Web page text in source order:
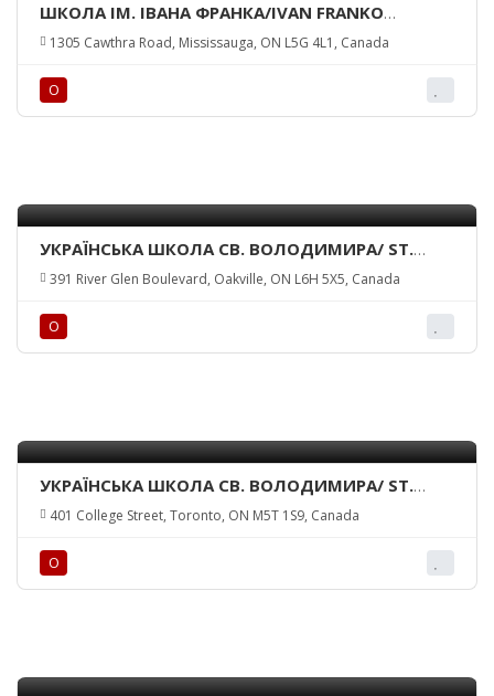
ШКОЛА ІМ. ІВАНА ФРАНКА/IVAN FRANKO
UKRAINIAN SCHOOL
1305 Cawthra Road, Mississauga, ON L5G 4L1, Canada
О
УКРАЇНСЬКА ШКОЛА СВ. ВОЛОДИМИРА/ ST.
VOLODYMYR UKRAINIAN SCHOOL
391 River Glen Boulevard, Oakville, ON L6H 5X5, Canada
О
УКРАЇНСЬКА ШКОЛА СВ. ВОЛОДИМИРА/ ST.
VOLODYMYR UKRAINIAN SCHOOL
401 College Street, Toronto, ON M5T 1S9, Canada
О